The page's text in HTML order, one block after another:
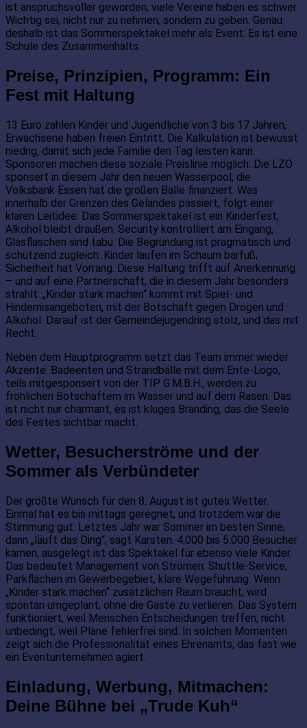
ist anspruchsvoller geworden, viele Vereine haben es schwer.
Wichtig sei, nicht nur zu nehmen, sondern zu geben. Genau
deshalb ist das Sommerspektakel mehr als Event: Es ist eine
Schule des Zusammenhalts.
Preise, Prinzipien, Programm: Ein
Fest mit Haltung
13 Euro zahlen Kinder und Jugendliche von 3 bis 17 Jahren,
Erwachsene haben freien Eintritt. Die Kalkulation ist bewusst
niedrig, damit sich jede Familie den Tag leisten kann.
Sponsoren machen diese soziale Preislinie möglich: Die LZO
sponsert in diesem Jahr den neuen Wasserpool, die
Volksbank Essen hat die großen Bälle finanziert. Was
innerhalb der Grenzen des Geländes passiert, folgt einer
klaren Leitidee: Das Sommerspektakel ist ein Kinderfest,
Alkohol bleibt draußen. Security kontrolliert am Eingang,
Glasflaschen sind tabu. Die Begründung ist pragmatisch und
schützend zugleich: Kinder laufen im Schaum barfuß;
Sicherheit hat Vorrang. Diese Haltung trifft auf Anerkennung
– und auf eine Partnerschaft, die in diesem Jahr besonders
strahlt: „Kinder stark machen“ kommt mit Spiel- und
Hindernisangeboten, mit der Botschaft gegen Drogen und
Alkohol. Darauf ist der Gemeindejugendring stolz, und das mit
Recht.
Neben dem Hauptprogramm setzt das Team immer wieder
Akzente: Badeenten und Strandbälle mit dem Ente-Logo,
teils mitgesponsert von der TIP G.M.B.H., werden zu
fröhlichen Botschaftern im Wasser und auf dem Rasen. Das
ist nicht nur charmant, es ist kluges Branding, das die Seele
des Festes sichtbar macht.
Wetter, Besucherströme und der
Sommer als Verbündeter
Der größte Wunsch für den 8. August ist gutes Wetter.
Einmal hat es bis mittags geregnet, und trotzdem war die
Stimmung gut. Letztes Jahr war Sommer im besten Sinne,
dann „läuft das Ding“, sagt Karsten. 4.000 bis 5.000 Besucher
kamen, ausgelegt ist das Spektakel für ebenso viele Kinder.
Das bedeutet Management von Strömen: Shuttle-Service,
Parkflächen im Gewerbegebiet, klare Wegeführung. Wenn
„Kinder stark machen“ zusätzlichen Raum braucht, wird
spontan umgeplant, ohne die Gäste zu verlieren. Das System
funktioniert, weil Menschen Entscheidungen treffen, nicht
unbedingt, weil Pläne fehlerfrei sind. In solchen Momenten
zeigt sich die Professionalität eines Ehrenamts, das fast wie
ein Eventunternehmen agiert.
Einladung, Werbung, Mitmachen:
Deine Bühne bei „Trude Kuh“